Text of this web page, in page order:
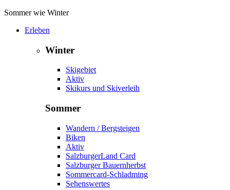
Sommer wie Winter
Erleben
Winter
Skigebiet
Aktiv
Skikurs und Skiverleih
Sommer
Wandern / Bergsteigen
Biken
Aktiv
SalzburgerLand Card
Salzburger Bauernherbst
Sommercard-Schladming
Sehenswertes